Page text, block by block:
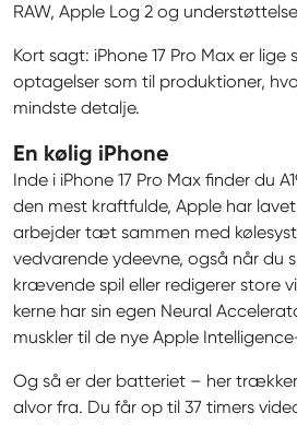
RAW, Apple Log 2 og
Kort sagt: iPhone 17 Pro Max er
optagelser som til produktioner,
mindste detalje.
En kølig iPhone
Inde i iPhone 17 Pro Max finder du
den mest kraftfulde, Apple har
arbejder tæt sammen med
vedvarende ydeevne, også når du
krævende spil eller redigerer store
kerne har sin egen Neural
muskler til de nye Apple
Og så er der batteriet – her trækker
alvor fra. Du får op til 37 timers